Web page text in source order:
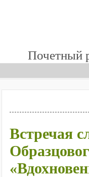
Почетный
Встречая